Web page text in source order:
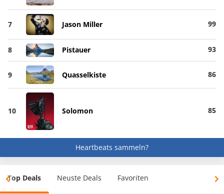
7 Jason Miller 99
8 Pistauer 93
9 Quasselkiste 86
10 Solomon 85
Heartbeats sammeln?
Top Deals Neuste Deals Favoriten